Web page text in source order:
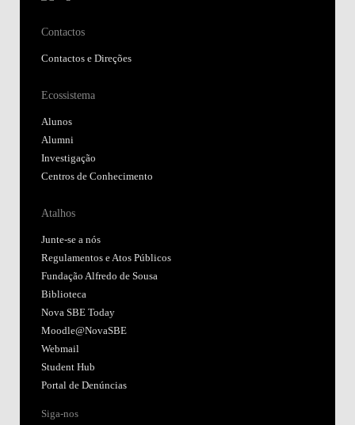
Contactos
Contactos e Direções
Ecossistema
Alunos
Alumni
Investigação
Centros de Conhecimento
Atalhos
Junte-se a nós
Regulamentos e Atos Públicos
Fundação Alfredo de Sousa
Biblioteca
Nova SBE Today
Moodle@NovaSBE
Webmail
Student Hub
Portal de Denúncias
Siga-nos